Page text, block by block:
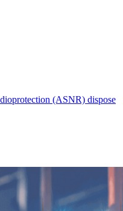
(ASNR) dispose